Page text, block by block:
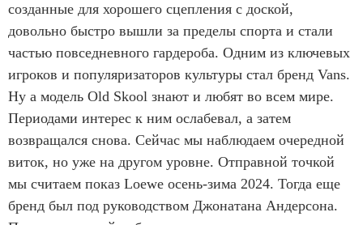
созданные для хорошего сцепления с доской,
довольно быстро вышли за пределы спорта и стали
частью повседневного гардероба. Одним из ключевых
игроков и популяризаторов культуры стал бренд Vans.
Ну а модель Old Skool знают и любят во всем мире.
Периодами интерес к ним ослабевал, а затем
возвращался снова. Сейчас мы наблюдаем очередной
виток, но уже на другом уровне. Отправной точкой
мы считаем показ Loewe осень-зима 2024. Тогда еще
бренд был под руководством Джонатана Андерсона.